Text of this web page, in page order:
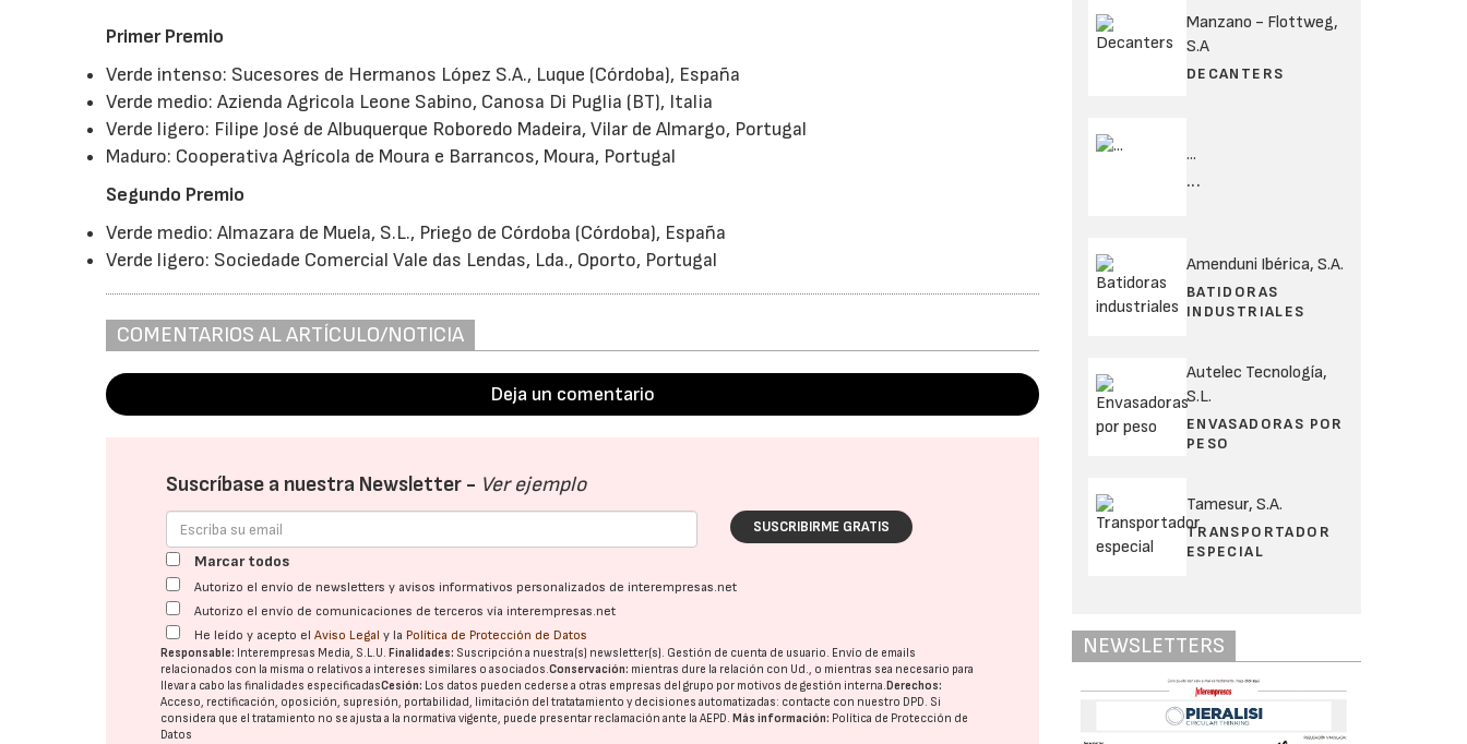
Primer Premio
Verde intenso: Sucesores de Hermanos López S.A., Luque (Córdoba), España
Verde medio: Azienda Agricola Leone Sabino, Canosa Di Puglia (BT), Italia
Verde ligero: Filipe José de Albuquerque Roboredo Madeira, Vilar de Almargo, Portugal
Maduro: Cooperativa Agrícola de Moura e Barrancos, Moura, Portugal
Segundo Premio
Verde medio: Almazara de Muela, S.L., Priego de Córdoba (Córdoba), España
Verde ligero: Sociedade Comercial Vale das Lendas, Lda., Oporto, Portugal
COMENTARIOS AL ARTÍCULO/NOTICIA
Deja un comentario
Suscríbase a nuestra Newsletter - Ver ejemplo
SUSCRIBIRME GRATIS
Marcar todos
Autorizo el envío de newsletters y avisos informativos personalizados de interempresas.net
Autorizo el envío de comunicaciones de terceros vía interempresas.net
He leído y acepto elAviso Legal y la Política de Protección de Datos
Responsable: Interempresas Media, S.L.U. Finalidades: Suscripción a nuestra(s) newsletter(s). Gestión de cuenta de usuario. Envío de emails
relacionados con la misma o relativos a intereses similares o asociados.Conservación: mientras dure la relación con Ud., o mientras sea necesario para
llevar a cabo las finalidades especificadasCesión: Los datos pueden cederse a otras empresas del grupo por motivos de gestión interna. Derechos:
Acceso, rectificación, oposición, supresión, portabilidad, limitación del tratatamiento y decisiones automatizadas: contacte con nuestro DPD. Si
considera que el tratamiento no se ajusta a la normativa vigente, puede presentar reclamación ante laAEPD. Más información: Política de Protección de
Datos
Manzano - Flottweg,
S.A
DECANTERS
...
...
Amenduni Ibérica, S.A.
BATIDORAS
INDUSTRIALES
Autelec Tecnología,
S.L.
ENVASADORAS POR
PESO
Tamesur, S.A.
TRANSPORTADOR
ESPECIAL
NEWSLETTERS